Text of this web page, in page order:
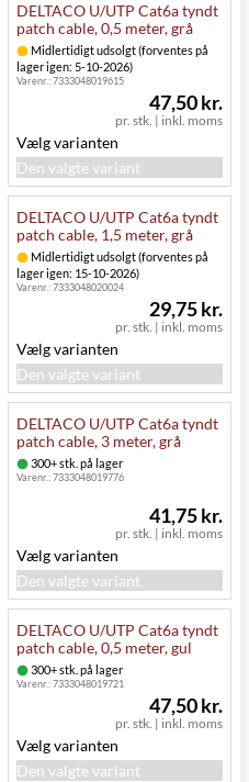
DELTACO U/UTP Cat6a tyndt
patch cable, 0,5 meter, grå
Midlertidigt udsolgt (forventes på
lager igen: 5-10-2026)
Varenr.:7333048019615
pr. stk. | inkl. moms
47,50 kr.
Vælg varianten
Den valgte variant
DELTACO U/UTP Cat6a tyndt
patch cable, 1,5 meter, grå
Midlertidigt udsolgt (forventes på
lager igen: 15-10-2026)
Varenr.:7333048020024
pr. stk. | inkl. moms
29,75 kr.
Vælg varianten
Den valgte variant
DELTACO U/UTP Cat6a tyndt
patch cable, 3 meter, grå
300+ stk. på lager
Varenr.:7333048019776
pr. stk. | inkl. moms
41,75 kr.
Vælg varianten
Den valgte variant
DELTACO U/UTP Cat6a tyndt
patch cable, 0,5 meter, gul
300+ stk. på lager
Varenr.:7333048019721
pr. stk. | inkl. moms
47,50 kr.
Vælg varianten
Den valgte variant